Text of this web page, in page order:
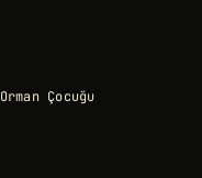
Orman Çocuğu